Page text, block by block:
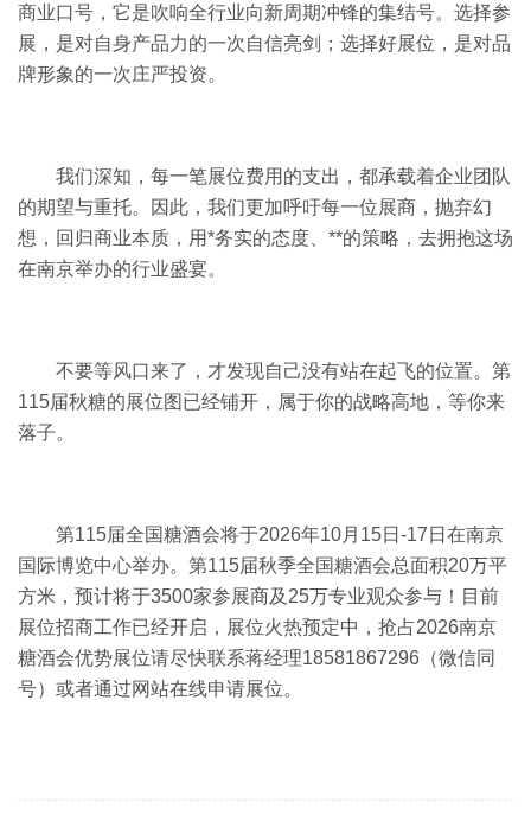
商业口号，它是吹响全行业向新周期冲锋的集结号。选择参
展，是对自身产品力的一次自信亮剑；选择好展位，是对品
牌形象的一次庄严投资。
我们深知，每一笔展位费用的支出，都承载着企业团队
的期望与重托。因此，我们更加呼吁每一位展商，抛弃幻
想，回归商业本质，用*务实的态度、**的策略，去拥抱这场
在南京举办的行业盛宴。
不要等风口来了，才发现自己没有站在起飞的位置。第
115届秋糖的展位图已经铺开，属于你的战略高地，等你来
落子。
第115届全国糖酒会将于2026年10月15日-17日在南京
国际博览中心举办。第115届秋季全国糖酒会总面积20万平
方米，预计将于3500家参展商及25万专业观众参与！目前
展位招商工作已经开启，展位火热预定中，抢占2026南京
糖酒会优势展位请尽快联系蒋经理18581867296（微信同
号）或者通过网站在线申请展位。